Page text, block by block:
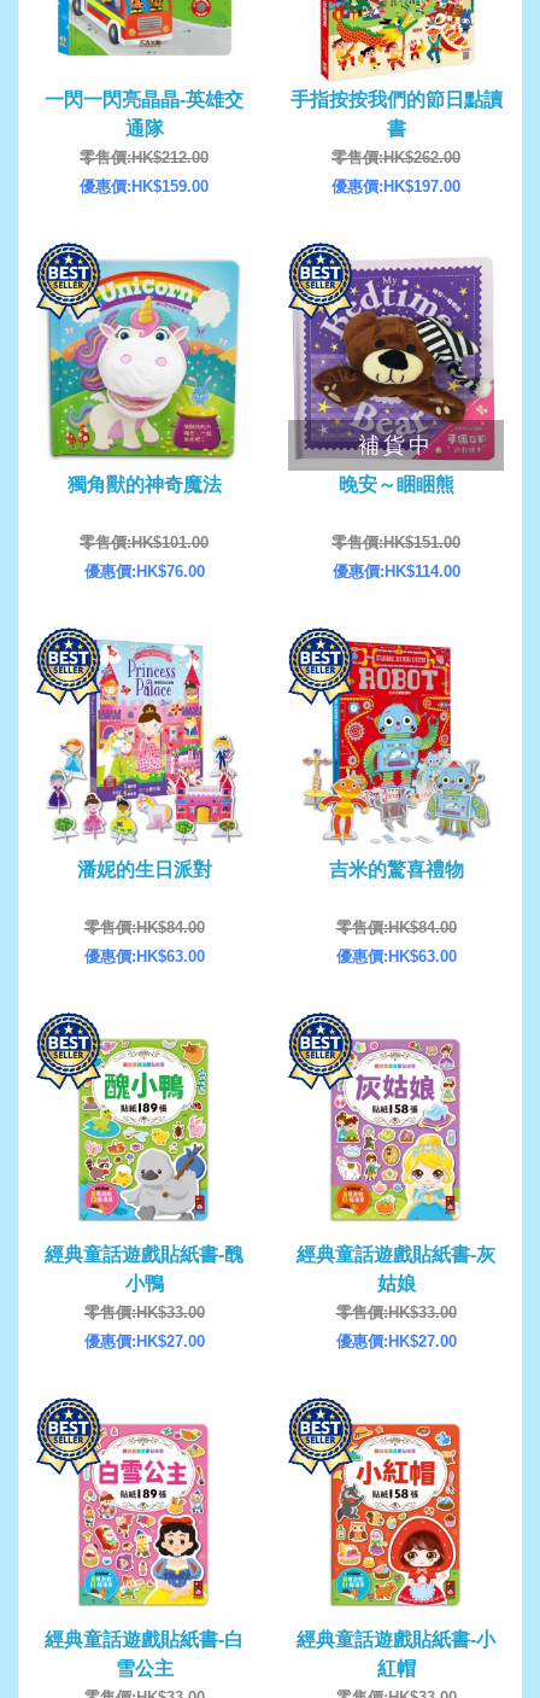
一閃一閃亮晶晶-英雄交
通隊
零售價:HK$212.00
優惠價:HK$159.00
手指按按我們的節日點讀
書
零售價:HK$262.00
優惠價:HK$197.00
獨角獸的神奇魔法
零售價:HK$101.00
優惠價:HK$76.00
補貨中
晚安～睏睏熊
零售價:HK$151.00
優惠價:HK$114.00
潘妮的生日派對
零售價:HK$84.00
優惠價:HK$63.00
吉米的驚喜禮物
零售價:HK$84.00
優惠價:HK$63.00
經典童話遊戲貼紙書-醜
小鴨
零售價:HK$33.00
優惠價:HK$27.00
經典童話遊戲貼紙書-灰
姑娘
零售價:HK$33.00
優惠價:HK$27.00
經典童話遊戲貼紙書-白
雪公主
經典童話遊戲貼紙書-小
紅帽